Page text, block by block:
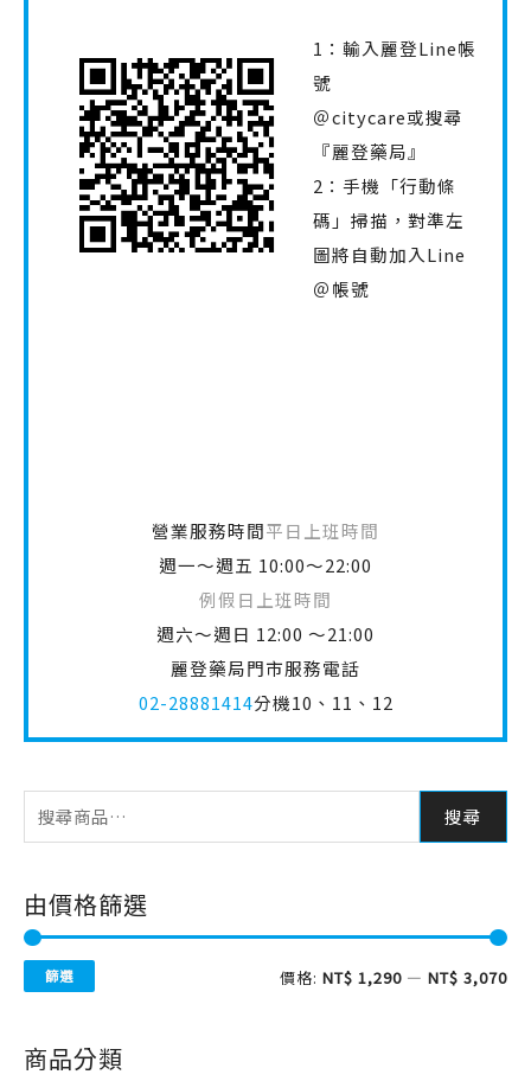
1：輸入麗登Line帳
號
＠citycare或搜尋
『麗登藥局』
2：手機「行動條
碼」掃描，對準左
圖將自動加入Line
＠帳號
營業服務時間平日上班時間
週一～週五 10:00～22:00
例假日上班時間
週六～週日 12:00 ～21:00
麗登藥局門市服務電話
02-28881414分機10、11、12
搜尋
由價格篩選
篩選 價格: NT$ 1,290 — NT$ 3,070
商品分類